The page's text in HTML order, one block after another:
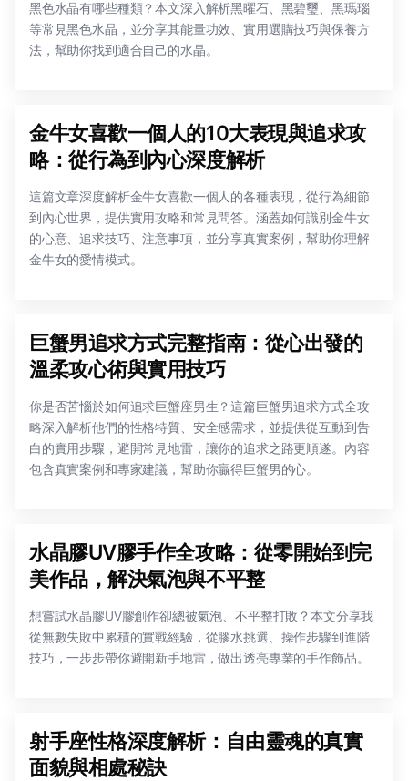
黑色水晶有哪些種類？本文深入解析黑曜石、黑碧璽、黑瑪瑙
等常見黑色水晶，並分享其能量功效、實用選購技巧與保養方
法，幫助你找到適合自己的水晶。
金牛女喜歡一個人的10大表現與追求攻
略：從行為到內心深度解析
這篇文章深度解析金牛女喜歡一個人的各種表現，從行為細節
到內心世界，提供實用攻略和常見問答。涵蓋如何識別金牛女
的心意、追求技巧、注意事項，並分享真實案例，幫助你理解
金牛女的愛情模式。
巨蟹男追求方式完整指南：從心出發的
溫柔攻心術與實用技巧
你是否苦惱於如何追求巨蟹座男生？這篇巨蟹男追求方式全攻
略深入解析他們的性格特質、安全感需求，並提供從互動到告
白的實用步驟，避開常見地雷，讓你的追求之路更順遂。內容
包含真實案例和專家建議，幫助你贏得巨蟹男的心。
水晶膠UV膠手作全攻略：從零開始到完
美作品，解決氣泡與不平整
想嘗試水晶膠UV膠創作卻總被氣泡、不平整打敗？本文分享我
從無數失敗中累積的實戰經驗，從膠水挑選、操作步驟到進階
技巧，一步步帶你避開新手地雷，做出透亮專業的手作飾品。
射手座性格深度解析：自由靈魂的真實
面貌與相處秘訣